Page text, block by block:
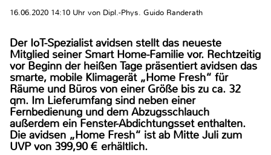
16.06.2020 14:10 Uhr von Dipl.-Phys. Guido Randerath
Der IoT-Spezialist avidsen stellt das neueste
Mitglied seiner Smart Home-Familie vor. Rechtzeitig
vor Beginn der heißen Tage präsentiert avidsen das
smarte, mobile Klimagerät „Home Fresh“ für
Räume und Büros von einer Größe bis zu ca. 32
qm. Im Lieferumfang sind neben einer
Fernbedienung und dem Abzugsschlauch
außerdem ein Fenster-Abdichtungsset enthalten.
Die avidsen „Home Fresh“ ist ab Mitte Juli zum
UVP von 399,90 € erhältlich.